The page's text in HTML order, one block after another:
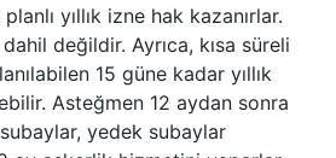
yıllık izne hak kazanırlar.
değildir. Ayrıca, kısa süreli
15 güne kadar yıllık
Asteğmen 12 aydan sonra
yedek subaylar